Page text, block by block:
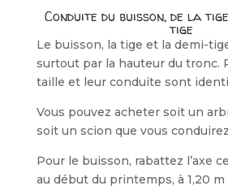
Conduite du buisson, de la
tige
Le buisson, la tige et la demi-
surtout par la hauteur du tronc.
taille et leur conduite sont
Vous pouvez acheter soit un
soit un scion que vous
Pour le buisson, rabattez l’axe
au début du printemps, à 1,20